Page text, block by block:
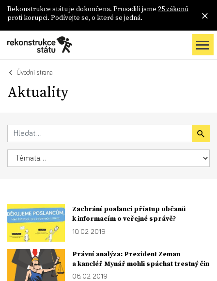
Rekonstrukce státu je dokončena. Prosadili jsme 25 zákonů
proti korupci. Podívejte se, o které se jedná.
Úvodní strana
Aktuality
Zachrání poslanci přístup občanů
k informacím o veřejné správě?
10. 02. 2019
Právní analýza: Prezident Zeman
a kancléř Mynář mohli spáchat trestný čin
06. 02. 2019